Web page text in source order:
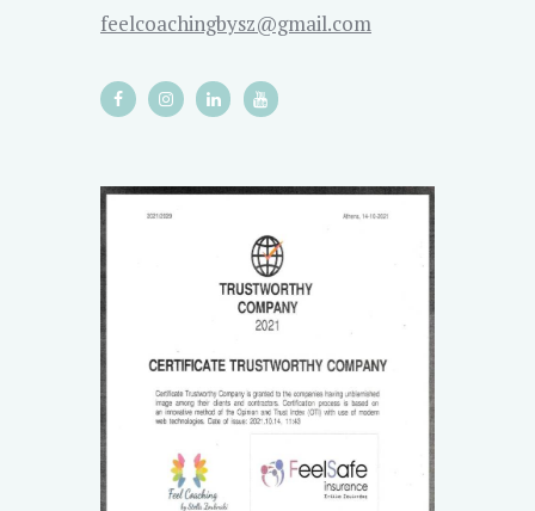
feelcoachingbysz@gmail.com